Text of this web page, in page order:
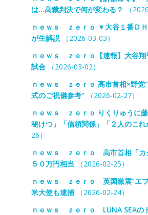
は…高裁判決で何が変わる？
（
ｎｅｗｓ ｚｅｒｏ ▼大谷１番Ｄ
が生解説（2026-03-03）
ｎｅｗｓ ｚｅｒｏ【速報】大谷翔
試合（2026-03-02）
ｎｅｗｓ ｚｅｒｏ 高市首相×野党
式のご祝儀参考”（2026-02-27）
ｎｅｗｓ ｚｅｒｏ りくりゅうに
秘けつ」「信頼関係」「２人のこれ
26）
ｎｅｗｓ ｚｅｒｏ 高市首相「カ
５０万円相当 （2026-02-25）
ｎｅｗｓ ｚｅｒｏ 英国激震“エ
米大使も逮捕（2026-02-24）
ｎｅｗｓ ｚｅｒｏ LUNA SEAの